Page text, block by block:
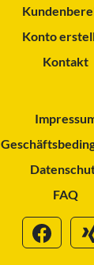
Konto
Kontakt
FAQ